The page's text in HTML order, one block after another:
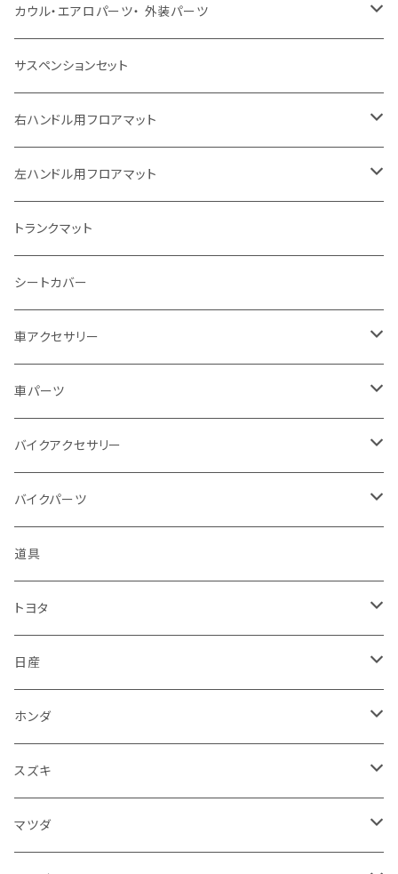
古着系
コンテンツビジネス
カウル・エアロパーツ・ 外装パーツ
ホンダ
ヤマハ
スズキ
カワサキ
BMW
ドゥカティ - Ducati
トライアンフ
アプリリア - APRILIA
ハーレーダビッドソン - Harley-Davidson
KTM
サスペンションセット
右ハンドル用フロアマット
トヨタ
日産
ホンダ
スズキ
マツダ
ミツビシ
ダイハツ
スバル
レクサス
アウディ
BMW
メルセデス・ベンツ
フォルクスワーゲン
左ハンドル用フロアマット
トヨタ
日産
ホンダ
スズキ
マツダ
ミツビシ
ダイハツ
スバル
レクサス
アウディ
BMW
メルセデス・ベンツ
トランクマット
シートカバー
車アクセサリー
トヨタ
日産
ホンダ
スズキ
マツダ
ミツビシ
ダイハツ
スバル
アルファロメオ
車パーツ
ボンネット
ルーフ
ピラー
バンパー
フェンダー
サイドミラー
フロントガラス
リアバンパー
バイクアクセサリー
ホンダ
ヤマハ
スズキ
カワサキ
ハーレーダビッドソン
BMW
トライアンフ
バイクパーツ
排気系
マフラー
サイレンサー
外装
シートカバー
燃料タンクキャップ
ハンドル系
ハンドル
ホーン
ブレーキ
ブレーキパッド
ブレーキ・クラッチレバー
エンジン
オルタネーター
電装系
道具
トヨタ
フロアマット
室内アクセサリー
収納ケース
ダッシュボード
ワイパー
ライト系
日産
フロアマット
電装系
ウインカー
トランクマット
ホンダ
フロアマット
運転席周り
スズキ
フロアマット
マツダ